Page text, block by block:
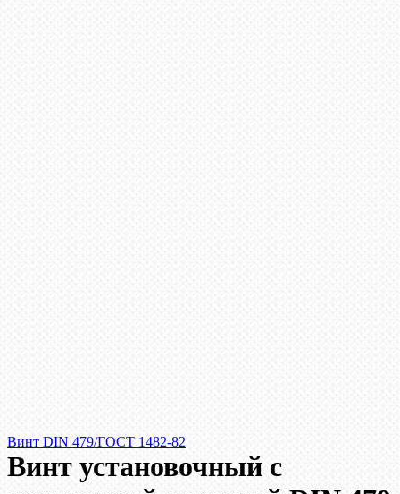
Винт DIN 479/ГОСТ 1482-82
Винт установочный с